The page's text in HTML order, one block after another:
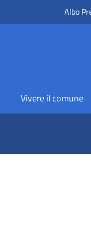
Albo
Vivere il comune